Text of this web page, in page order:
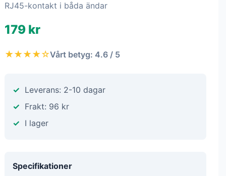
RJ45-kontakt i båda ändar
179 kr
★★★★☆Vårt betyg: 4.6 / 5
Leverans: 2-10 dagar
Frakt: 96 kr
I lager
Specifikationer